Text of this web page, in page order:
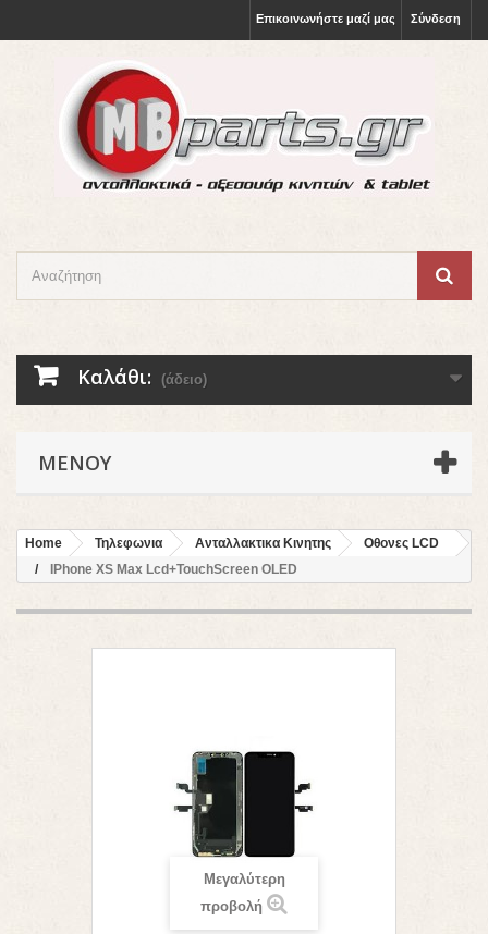
Σύνδεση
Επικοινωνήστε μαζί μας
Καλάθι: (άδειο)
ΜΕΝΟΎ
Home Τηλεφωνια Ανταλλακτικα Κινητης
Οθονες LCD
IPhone XS Max Lcd+TouchScreen OLED
Μεγαλύτερη
προβολή